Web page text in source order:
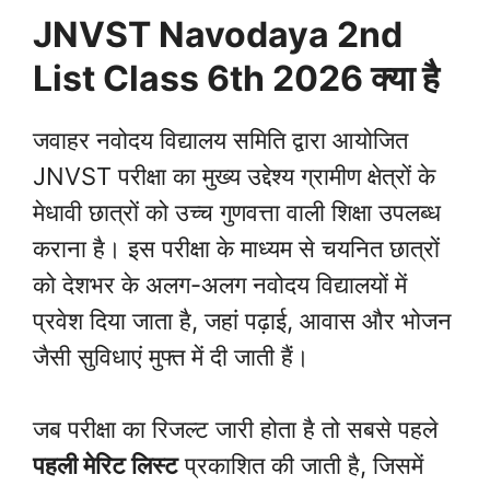
JNVST Navodaya 2nd
List Class 6th 2026 क्या है
जवाहर नवोदय विद्यालय समिति द्वारा आयोजित
JNVST परीक्षा का मुख्य उद्देश्य ग्रामीण क्षेत्रों के
मेधावी छात्रों को उच्च गुणवत्ता वाली शिक्षा उपलब्ध
कराना है। इस परीक्षा के माध्यम से चयनित छात्रों
को देशभर के अलग-अलग नवोदय विद्यालयों में
प्रवेश दिया जाता है, जहां पढ़ाई, आवास और भोजन
जैसी सुविधाएं मुफ्त में दी जाती हैं।
जब परीक्षा का रिजल्ट जारी होता है तो सबसे पहले
पहली मेरिट लिस्टप्रकाशित की जाती है, जिसमें